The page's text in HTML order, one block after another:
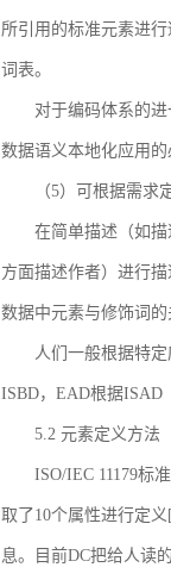
所引用的标准元素进
词表。
对于编码体系的
数据语义本地化应用
（5）可根据需求
在简单描述（如
方面描述作者）进行
数据中元素与修饰词
人们一般根据特
ISBD，EAD根据ISAD
5.2 元素定义方法
ISO/IEC 11179标
取了10个属性进行定
息。目前DC把给人读